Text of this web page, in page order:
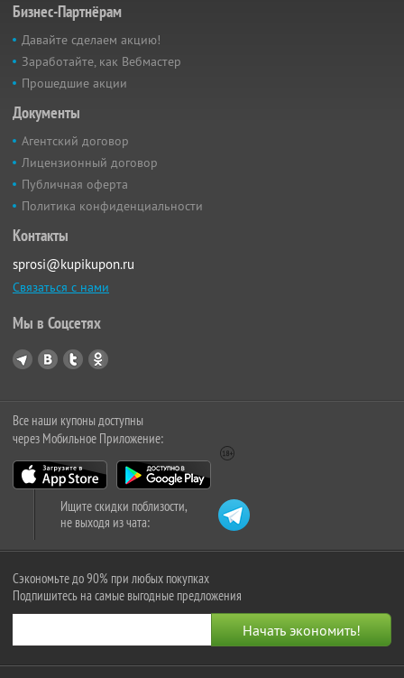
Бизнес-Партнёрам
Давайте сделаем акцию!
Заработайте, как Вебмастер
Прошедшие акции
Документы
Агентский договор
Лицензионный договор
Публичная оферта
Политика конфиденциальности
Контакты
sprosi@kupikupon.ru
Связаться с нами
Мы в Соцсетях
Все наши купоны доступны
через Мобильное Приложение:
Ищите скидки поблизости,
не выходя из чата:
Сэкономьте до 90% при любых покупках
Подпишитесь на самые выгодные предложения